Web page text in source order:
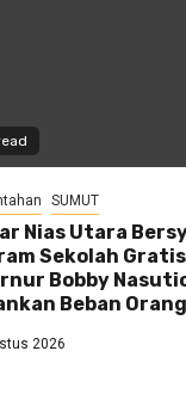
SUMUT
Nias Utara
Sekolah Gratis
Bobby
Beban
2026